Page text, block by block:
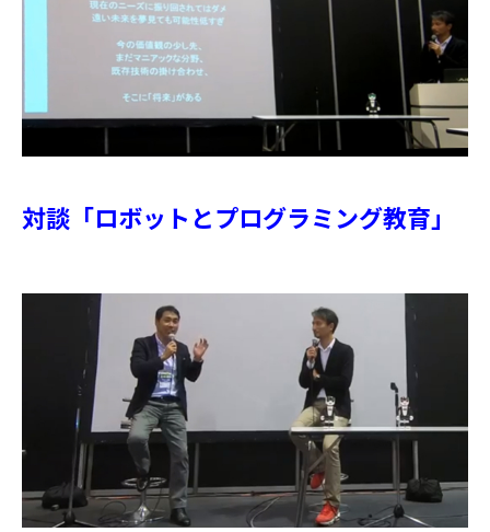
対談「ロボットとプログラミング教育」